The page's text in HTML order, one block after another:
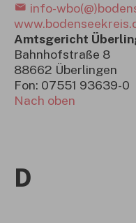
info-
Amtsgericht
Bahnhofstraße 8
88662 Überlingen
Fon: 07551 93639-0
Nach oben
D